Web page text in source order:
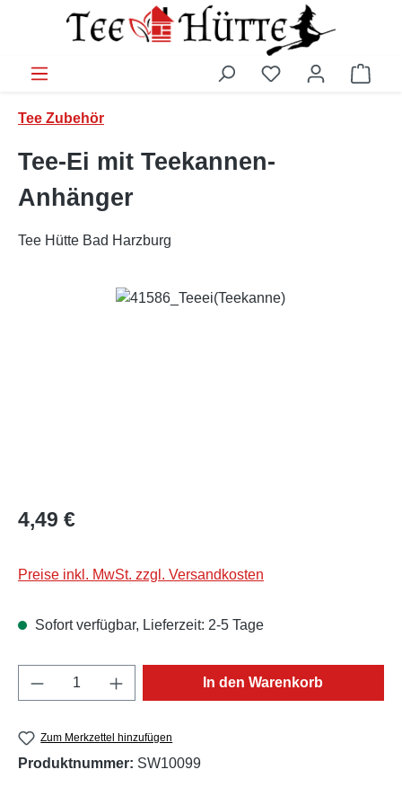
Zum Hauptinhalt springen
Tee Zubehör
Tee-Ei mit Teekannen-
Anhänger
Tee Hütte Bad Harzburg
Bildergalerie überspringen
Regulärer Preis:
4,49 €
Preise inkl. MwSt. zzgl. Versandkosten
Sofort verfügbar, Lieferzeit: 2-5 Tage
Produkt Anzahl: Gib den gewünschten
In den Warenkorb
Zum Merkzettel hinzufügen
Produktnummer: SW10099